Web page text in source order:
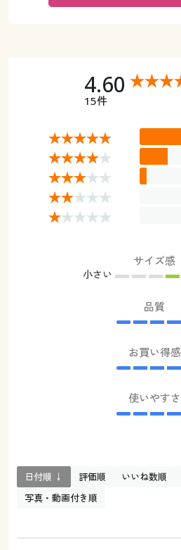
ご利用ガイド
よくある質問とお問い合わせ
ご利用ガイド4.60
15件
サイズ感
小さい
品質
お買い得感
使いやすさ
日付順 ↓ 評価順 いいね数順
写真・動画付き順